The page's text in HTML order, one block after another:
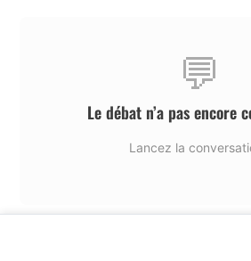
💬
Le débat n’a pas encore
Lancez la